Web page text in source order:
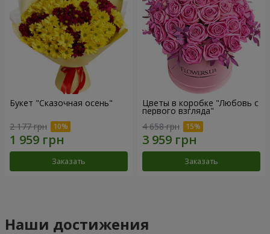
Букет "Сказочная осень"
2 177 грн
Заказать
Цветы в коробке "Любовь с
первого взгляда"
4 658 грн
Заказать
Наши достижения